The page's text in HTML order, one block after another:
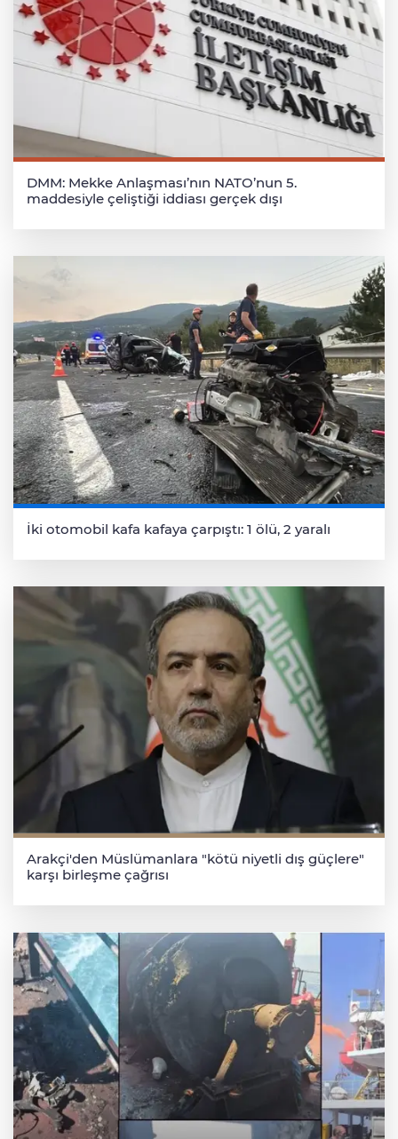
DMM: Mekke Anlaşması’nın NATO’nun 5.
maddesiyle çeliştiği iddiası gerçek dışı
İki otomobil kafa kafaya çarpıştı: 1 ölü, 2 yaralı
Arakçi'den Müslümanlara "kötü niyetli dış güçlere"
karşı birleşme çağrısı